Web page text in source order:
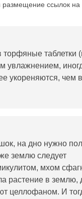
ссылок на
таблетки
увлажнением,
укореняются, чем
на дно нужно
землю следует
мхом
растение в землю,
целлофаном. И